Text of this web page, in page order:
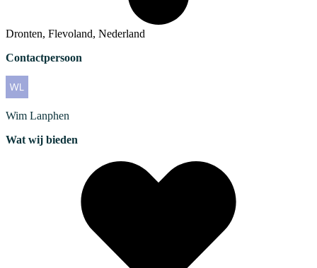
Dronten, Flevoland, Nederland
Contactpersoon
Wim Lanphen
Wat wij bieden